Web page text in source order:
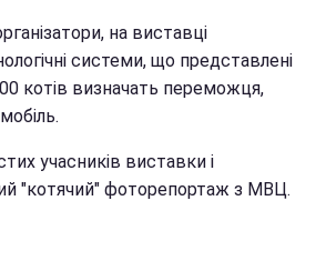
на виставці
системи, що представлені
котів визначать переможця,
учасників виставки і
"котячий" фоторепортаж з МВЦ.